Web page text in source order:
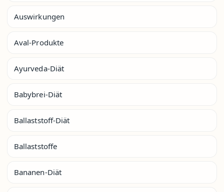
Auswirkungen
Aval-Produkte
Ayurveda-Diät
Babybrei-Diät
Ballaststoff-Diät
Ballaststoffe
Bananen-Diät